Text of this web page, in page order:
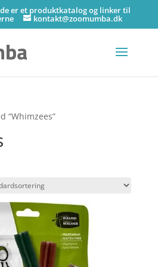
er et produktkatalog og linker til
kontakt@zoomumba.dk
“Whimzees”